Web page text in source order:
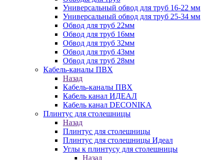
Универсальный обвод для труб 16-22 мм
Универсальный обвод для труб 25-34 мм
Обвод для труб 22мм
Обвод для труб 16мм
Обвод для труб 32мм
Обвод для труб 43мм
Обвод для труб 28мм
Кабель-каналы ПВХ
Назад
Кабель-каналы ПВХ
Кабель канал ИДЕАЛ
Кабель канал DECONIKA
Плинтус для столешницы
Назад
Плинтус для столешницы
Плинтус для столешницы Идеал
Углы к плинтусу для столешницы
Назад